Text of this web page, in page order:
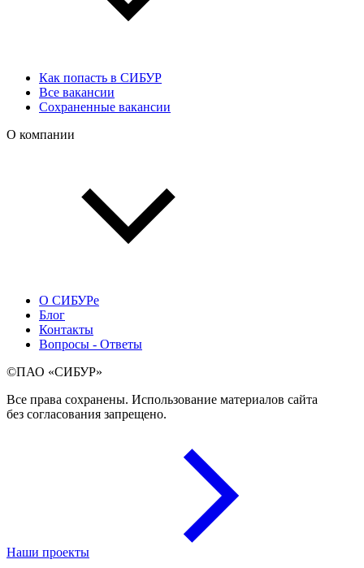
Как попасть в СИБУР
Все вакансии
Сохраненные вакансии
О компании
О СИБУРе
Блог
Контакты
Вопросы - Ответы
©ПАО «СИБУР»
Все права сохранены. Использование материалов сайта
без согласования запрещено.
Наши проекты